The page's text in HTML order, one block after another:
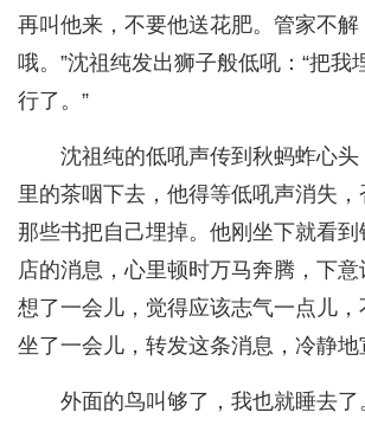
再叫他来，不要他送花肥。管家不解
哦。”沈祖纯发出狮子般低吼：“把我
行了。”
沈祖纯的低吼声传到秋蚂蚱心
里的茶咽下去，他得等低吼声消失
那些书把自己埋掉。他刚坐下就看
店的消息，心里顿时万马奔腾，下意
想了一会儿，觉得应该志气一点儿，
坐了一会儿，转发这条消息，冷静地
外面的鸟叫够了，我也就睡去